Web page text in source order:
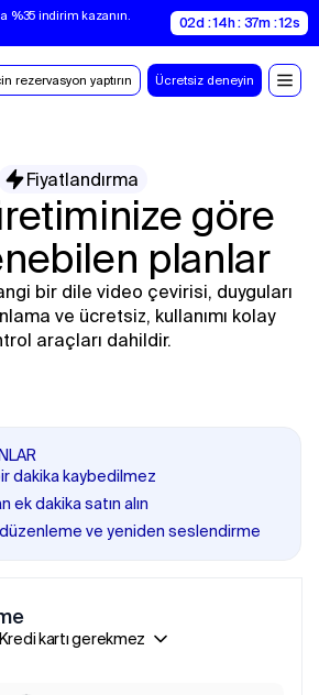
%35 indirim kazanın.
02d : 14h : 37m : 11s
rezervasyon yaptırın Ücretsiz deneyin
Fiyatlandırma
planlar
bir dile video çevirisi, duyguları
ve ücretsiz, kullanımı kolay
araçları dahildir.
dakika kaybedilmez
ek dakika satın alın
düzenleme ve yeniden seslendirme
Kredikartıgerekmez